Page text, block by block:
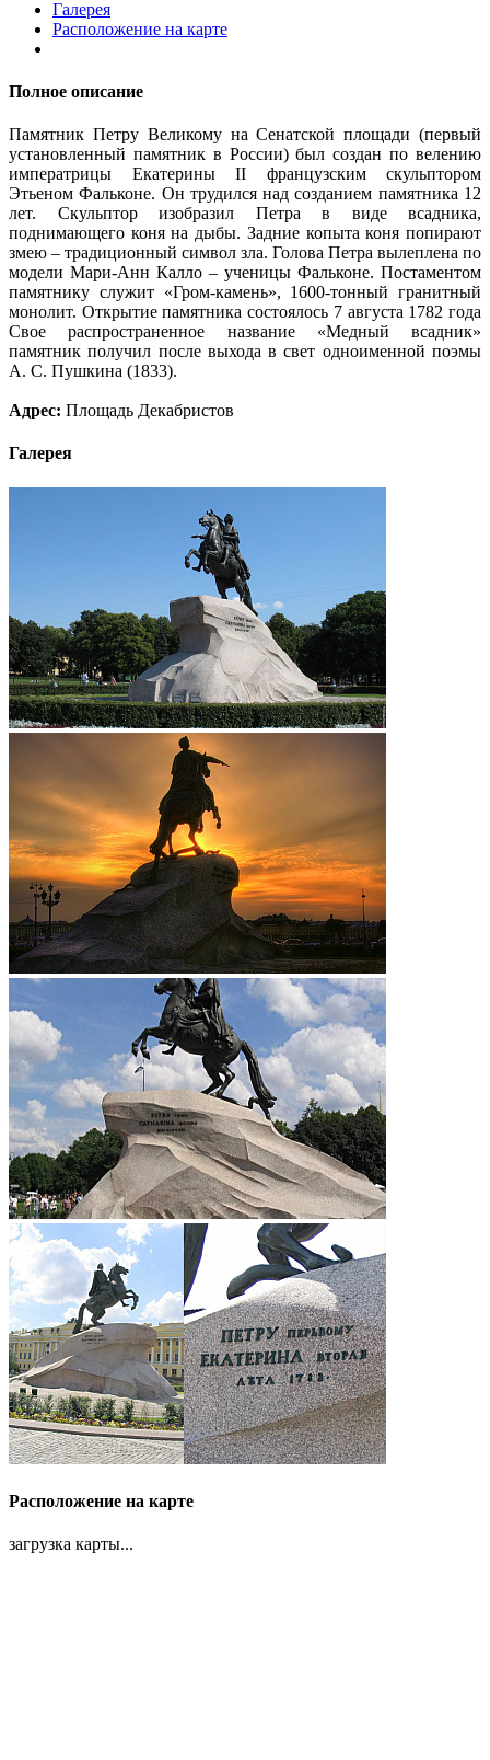
Галерея
Расположение на карте
Полное описание
Памятник Петру Великому на Сенатской площади (первый
установленный памятник в России) был создан по велению
императрицы Екатерины II французским скульптором
Этьеном Фальконе. Он трудился над созданием памятника 12
лет. Скульптор изобразил Петра в виде всадника,
поднимающего коня на дыбы. Задние копыта коня попирают
змею – традиционный символ зла. Голова Петра вылеплена по
модели Мари-Анн Калло – ученицы Фальконе. Постаментом
памятнику служит «Гром-камень», 1600-тонный гранитный
монолит. Открытие памятника состоялось 7 августа 1782 года
Свое распространенное название «Медный всадник»
памятник получил после выхода в свет одноименной поэмы
А. С. Пушкина (1833).
Адрес: Площадь Декабристов
Галерея
Расположение на карте
загрузка карты...